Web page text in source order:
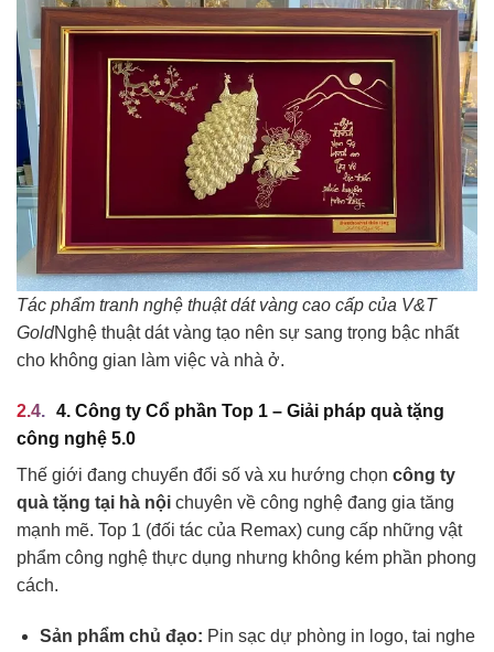
Tác phẩm tranh nghệ thuật dát vàng cao cấp của V&T
GoldNghệ thuật dát vàng tạo nên sự sang trọng bậc nhất
cho không gian làm việc và nhà ở.
4. Công ty Cổ phần Top 1 – Giải pháp quà tặng
công nghệ 5.0
Thế giới đang chuyển đổi số và xu hướng chọn công ty
quà tặng tại hà nội chuyên về công nghệ đang gia tăng
mạnh mẽ. Top 1 (đối tác của Remax) cung cấp những vật
phẩm công nghệ thực dụng nhưng không kém phần phong
cách.
Sản phẩm chủ đạo: Pin sạc dự phòng in logo, tai nghe